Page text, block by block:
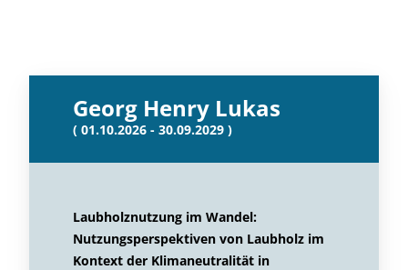
Georg Henry Lukas
( 01.10.2026 - 30.09.2029 )
Laubholznutzung im Wandel:
Nutzungsperspektiven von Laubholz im
Kontext der Klimaneutralität in